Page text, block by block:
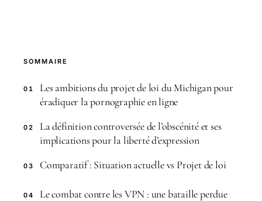
SOMMAIRE
01
Les ambitions du projet de loi du Michigan pour
éradiquer la pornographie en ligne
02
La définition controversée de l’obscénité et ses
implications pour la liberté d’expression
03 Comparatif : Situation actuelle vs Projet de loi
04
Le combat contre les VPN : une bataille perdue